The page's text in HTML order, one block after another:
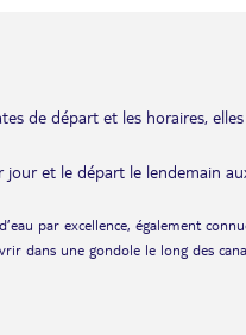
de départ et les horaires,
et le départ le lendemain
par excellence, également
dans une gondole le long des